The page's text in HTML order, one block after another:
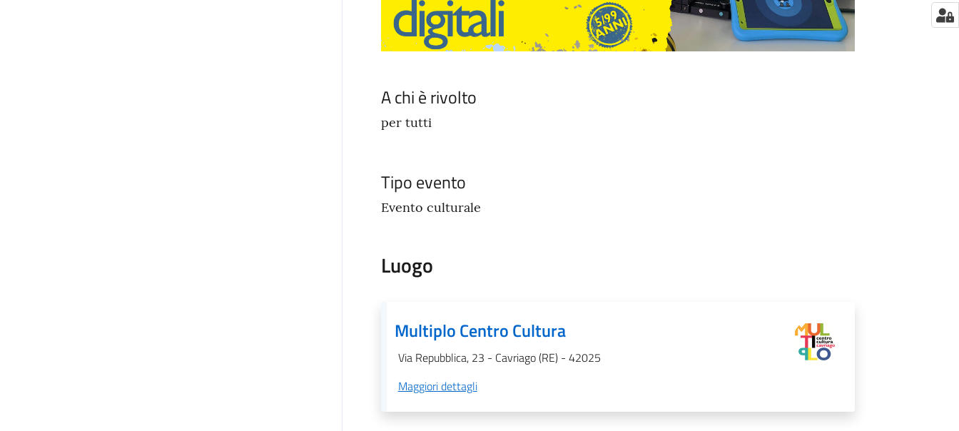
A chi è rivolto
per tutti
Tipo evento
Evento culturale
Luogo
Multiplo Centro Cultura
Via Repubblica, 23 - Cavriago (RE) - 42025
Maggiori dettagli